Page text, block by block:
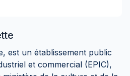
est un établissement public
et commercial (EPIC),